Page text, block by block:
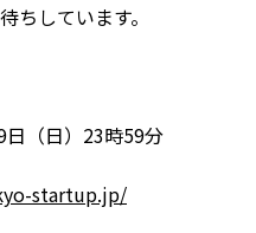
ちしています。
（日）23時59分
startup.jp/